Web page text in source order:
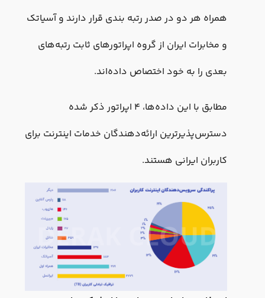
همراه هر دو در صدر رتبه بندی قرار دارند و آسیاتک
و مخابرات ایران از گروه اپراتورهای ثابت رتبه‌های
بعدی را به خود اختصاص داده‌اند.
مطابق با این داده‌ها، ۴ اپراتور ذکر شده
دسترس‌پذیرترین ارائه‌دهندگان خدمات اینترنت برای
کاربران ایرانی هستند.